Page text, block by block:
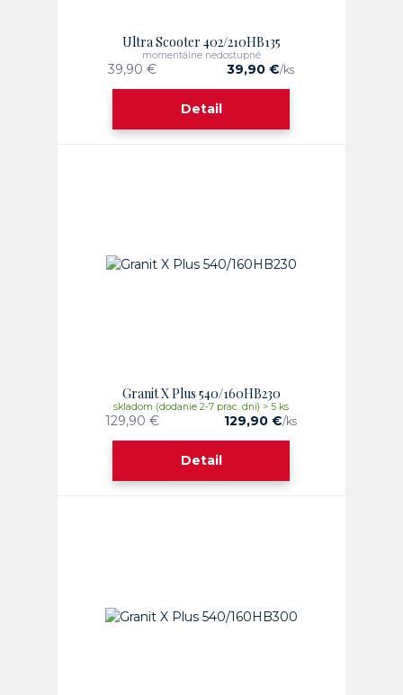
Ultra Scooter 402/210HB135
39,90 € 39,90 €/ks
momentálne nedostupné
Detail
Granit X Plus 540/160HB230
129,90 € 129,90 €/ks
skladom (dodanie 2-7 prac. dni) > 5 ks
Detail